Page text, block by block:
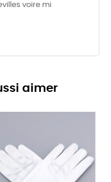
voire mi
aimer